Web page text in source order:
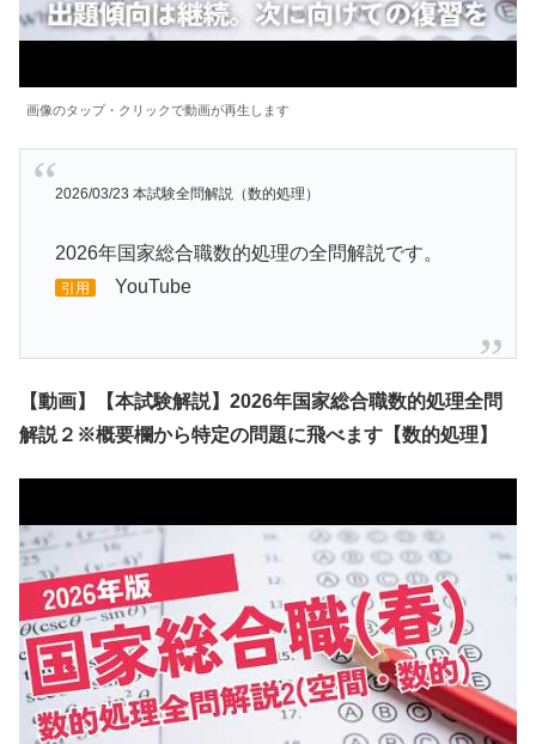
画像のタップ・クリックで動画が再生します
2026/03/23 本試験全問解説（数的処理）
2026年国家総合職数的処理の全問解説です。
引用 YouTube
【動画】【本試験解説】2026年国家総合職数的処理全問
解説２※概要欄から特定の問題に飛べます【数的処理】